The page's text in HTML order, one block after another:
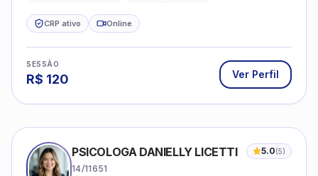
CRP ativo Online
SESSÃO
R$ 120 Ver Perfil
PSICOLOGA DANIELLY LICETTI 5.0(5)
14/11651